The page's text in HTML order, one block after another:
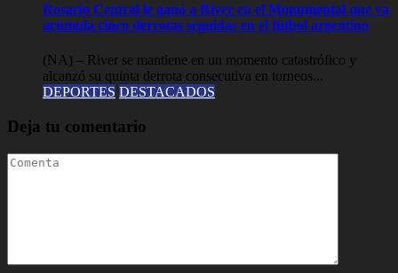
Rosario Central le ganó a River en el Monumental que ya
acumula cinco derrotas seguidas en el fútbol argentino
(NA) – River se mantiene en un momento catastrófico y
alcanzó su quinta derrota consecutiva en torneos...
DEPORTES DESTACADOS
Deja tu comentario